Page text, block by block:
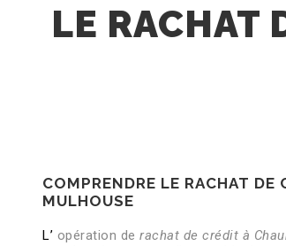
LE RACHAT
COMPRENDRE LE RACHAT DE
MULHOUSE
L’ opération de rachat de crédit à